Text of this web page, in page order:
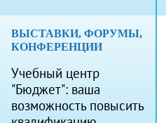
ВЫСТАВКИ, ФОРУМЫ,
КОНФЕРЕНЦИИ
Учебный центр
"Бюджет": ваша
возможность повысить